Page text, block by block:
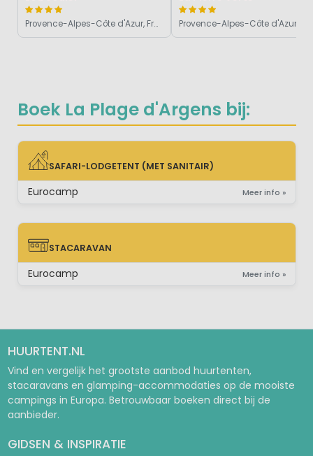
Boek La Plage d'Argens bij:
SAFARI-LODGETENT (MET SANITAIR)
SAFARI-LODGETENT (MET SANITAIR)
Eurocamp Meer info »
STACARAVAN
STACARAVAN
Eurocamp Meer info »
Provence-Alpes-Côte d'Azur, Frankrijk
HUURTENT.NL
Vind en vergelijk het grootste aanbod huurtenten,
stacaravans en glamping-accommodaties op de mooiste
campings in Europa. Betrouwbaar boeken direct bij de
aanbieder.
GIDSEN & INSPIRATIE